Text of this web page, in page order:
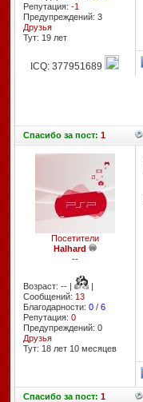
Репутация: -1
Предупреждений: 3
Друзья
Тут: 19 лет
ICQ: 377951689
Спасибоза пост: 1
Посетители
Halhard
--
Возраст: -- |
|
Сообщений: 13
Благодарности: 0/ 6
Репутация: 0
Предупреждений: 0
Друзья
Тут: 18 лет 10 месяцев
Спасибоза пост: 1